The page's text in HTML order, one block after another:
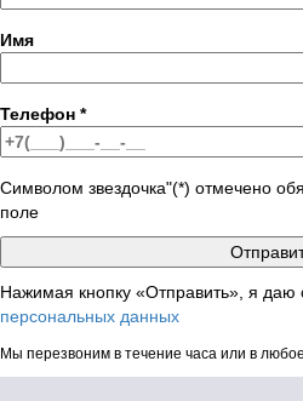
Имя
Телефон *
Символом звездочка"(*) отмечено
поле
Нажимая кнопку «Отправить», я даю
персональных данных
Мы перезвоним в течение часа или в